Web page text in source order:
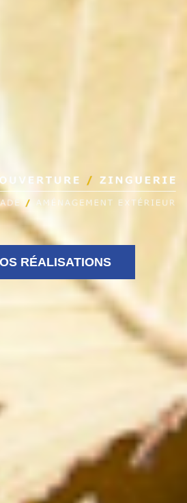
RÉALISATIONS